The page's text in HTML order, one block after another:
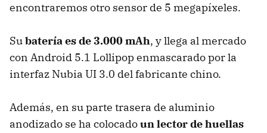
encontraremos otro sensor de 5 megapíxeles.
Subatería es de 3.000 mAh, y llega al mercado
con Android 5.1 Lollipop enmascarado por la
interfaz Nubia UI 3.0 del fabricante chino.
Además, en su parte trasera de aluminio
anodizado se ha colocadoun lector de huellas